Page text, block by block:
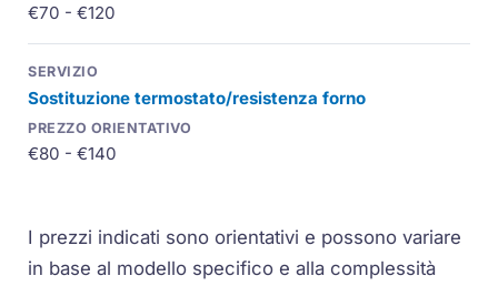
€70 - €120
Sostituzione termostato/resistenza forno
€80 - €140
I prezzi indicati sono orientativi e possono variare
in base al modello specifico e alla complessità